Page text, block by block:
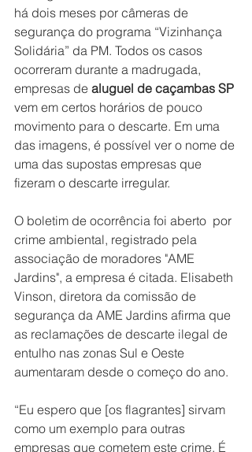
há dois meses por câmeras de
segurança do programa “Vizinhança
Solidária” da PM. Todos os casos
ocorreram durante a madrugada,
empresas de aluguel de caçambas SP
vem em certos horários de pouco
movimento para o descarte. Em uma
das imagens, é possível ver o nome de
uma das supostas empresas que
fizeram o descarte irregular.
O boletim de ocorrência foi aberto  por
crime ambiental, registrado pela
associação de moradores "AME
Jardins", a empresa é citada. Elisabeth
Vinson, diretora da comissão de
segurança da AME Jardins afirma que
as reclamações de descarte ilegal de
entulho nas zonas Sul e Oeste
aumentaram desde o começo do ano.
“Eu espero que [os flagrantes] sirvam
como um exemplo para outras
empresas que cometem este crime. É